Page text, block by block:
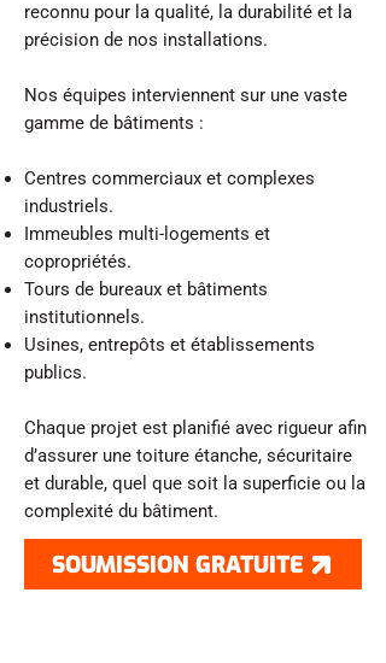
reconnu pour la qualité, la durabilité et la
précision de nos installations.
Nos équipes interviennent sur une vaste
gamme de bâtiments :
Centres commerciaux et complexes
industriels.
Immeubles multi-logements et
copropriétés.
Tours de bureaux et bâtiments
institutionnels.
Usines, entrepôts et établissements
publics.
Chaque projet est planifié avec rigueur afin
d’assurer une toiture étanche, sécuritaire
et durable, quel que soit la superficie ou la
complexité du bâtiment.
SOUMISSION GRATUITE